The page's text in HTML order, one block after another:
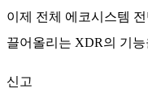
이제 전체 에코시스템
끌어올리는 XDR의 기
신고